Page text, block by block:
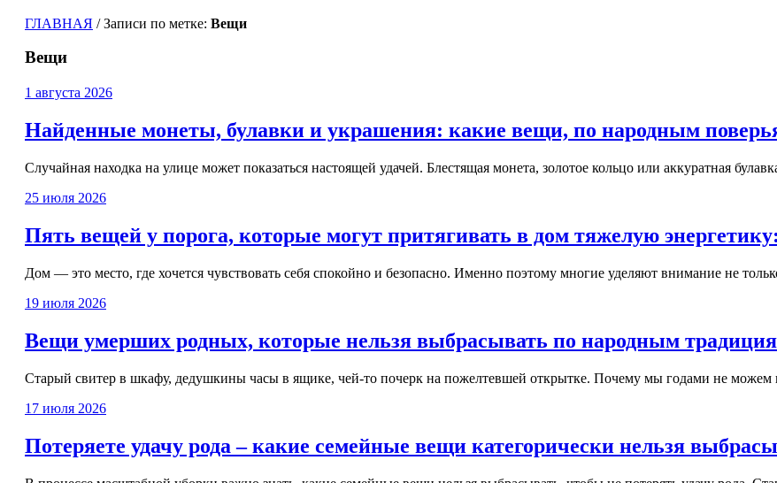
ГЛАВНАЯ /Записи по метке: Вещи
Вещи
1 августа 2026
Найденные монеты, булавки и украшения: какие вещи, по народным
Случайная находка на улице может показаться настоящей удачей. Блестящая монета, золотое кольцо или аккуратная
25 июля 2026
Пять вещей у порога, которые могут притягивать в дом тяжелую
Дом — это место, где хочется чувствовать себя спокойно и безопасно. Именно поэтому многие уделяют внимание не
19 июля 2026
Вещи умерших родных, которые нельзя выбрасывать по народным
Старый свитер в шкафу, дедушкины часы в ящике, чей-то почерк на пожелтевшей открытке. Почему мы годами не можем
17 июля 2026
Потеряете удачу рода – какие семейные вещи категорически нельзя